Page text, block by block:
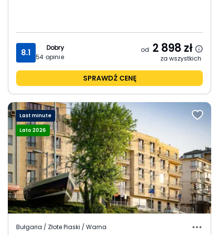
8.1
Dobry
54 opinie
od 2 898 zł
za wszystkich
SPRAWDŹ CENĘ
Last minute
Lato 2026
Bułgaria / Złote Piaski / Warna